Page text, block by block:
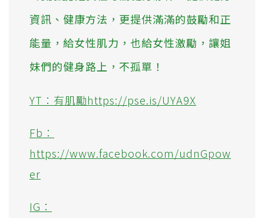
資訊、健康方法，更提供滿滿的鼓勵和正
能量，給女性肌力，也給女性激勵，讓姐
妹們的健身路上，不孤單！
YT：有肌勵https://pse.is/UYA9X
Fb：
https://www.facebook.com/udnGpow
er
IG：